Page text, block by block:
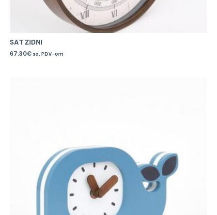
SAT ZIDNI
67.30€ sa. PDV-om